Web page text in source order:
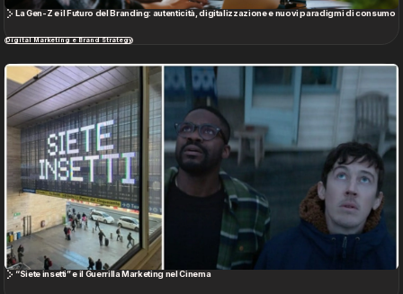
La Gen-Z e il Futuro del Branding: autenticità, digitalizzazione e nuovi paradigmi di consumo
Digital Marketing e Brand Strategy
“Siete insetti” e il Guerrilla Marketing nel Cinema